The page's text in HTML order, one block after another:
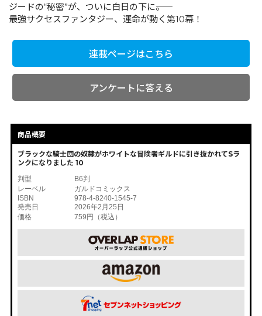
ジードの“秘密”が、ついに白日の下に――。
最強サクセスファンタジー、運命が動く第10幕！
連載ページはこちら
アンケートに答える
商品概要
ブラックな騎士団の奴隷がホワイトな冒険者ギルドに引き抜かれてSラ
ンクになりました 10
判型
B6判
レーベル
ガルドコミックス
ISBN
978-4-8240-1545-7
発売日
2026年2月25日
価格
759円（税込）